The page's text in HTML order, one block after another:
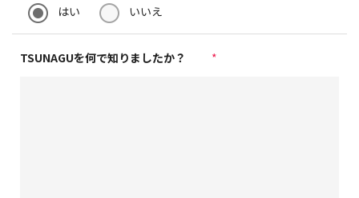
はい
いいえ
TSUNAGUを何で知りましたか？ *